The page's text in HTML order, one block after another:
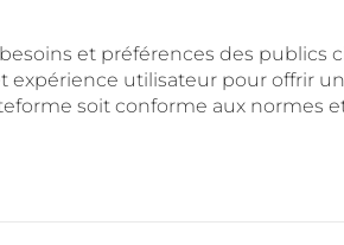
et préférences des publics
utilisateur pour offrir
soit conforme aux normes